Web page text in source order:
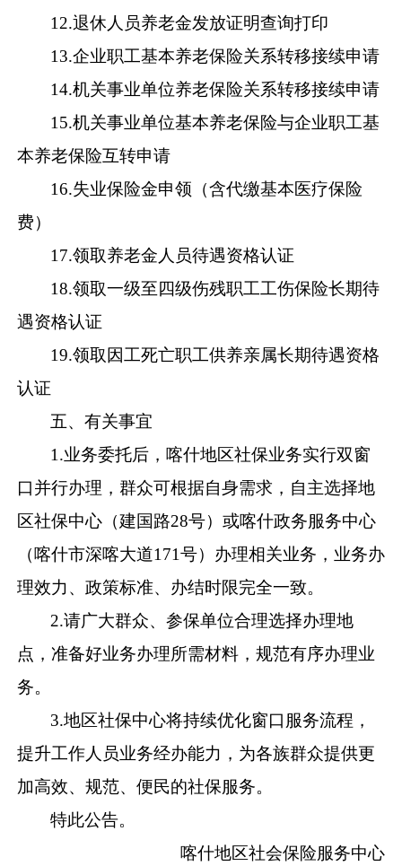
12.退休人员养老金发放证明查询打印
13.企业职工基本养老保险关系转移接续申请
14.机关事业单位养老保险关系转移接续申请
15.机关事业单位基本养老保险与企业职工基
本养老保险互转申请
16.失业保险金申领（含代缴基本医疗保险
费）
17.领取养老金人员待遇资格认证
18.领取一级至四级伤残职工工伤保险长期待
遇资格认证
19.领取因工死亡职工供养亲属长期待遇资格
认证
五、有关事宜
1.业务委托后，喀什地区社保业务实行双窗
口并行办理，群众可根据自身需求，自主选择地
区社保中心 （建国路28号） 或喀什政务服务中心
（喀什市深喀大道171号） 办理相关业务，业务办
理效力、政策标准、办结时限完全一致。
2.请广大群众、参保单位合理选择办理地
点， 准备好业务办理所需材料，规范有序办理业
务。
3.地区社保中心将持续优化窗口服务流程，
提升工作人员业务经办能力，为各族群众提供更
加高效、规范、便民的社保服务。
特此公告。
喀什地区社会保险服务中心